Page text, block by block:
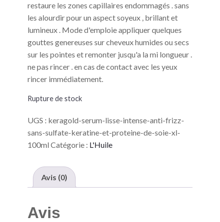
restaure les zones capillaires endommagés . sans
les alourdir pour un aspect soyeux , brillant et
lumineux . Mode d'emploie appliquer quelques
gouttes genereuses sur cheveux humides ou secs
sur les pointes et remonter jusqu'a la mi longueur .
ne pas rincer . en cas de contact avec les yeux
rincer immédiatement.
Rupture de stock
UGS : keragold-serum-lisse-intense-anti-frizz-
sans-sulfate-keratine-et-proteine-de-soie-xl-
100ml Catégorie : L'Huile
Avis (0)
Avis